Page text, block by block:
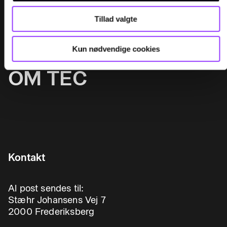
Tillad valgte
Kun nødvendige cookies
UDDANNELSER
KURSER
FOR VIRKSOMHEDER
OM TEC
Kontakt
Al post sendes til:
Stæhr Johansens Vej 7
2000 Frederiksberg